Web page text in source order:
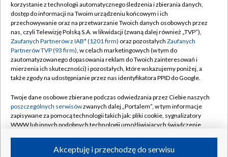
TVP
Abonament TVP
Emisja w TVP
Centrum informacji TVP
Naziemna Telewizja Cyfrowa
Rada Programowa
System NOS
Informacje o nadawcy
Program dla prasy
Regulamin TVP
Polityka prywatności
Moje zgody
Pomoc
Kontakt
Kanały
korzystanie z technologii automatycznego śledzenia i zbierania danych,
dostęp do informacji na Twoim urządzeniu końcowym i ich
przechowywanie oraz na przetwarzanie Twoich danych osobowych przez
nas, czyli Telewizję Polską S.A. w likwidacji (zwaną dalej również „TVP”),
Zaufanych Partnerów z IAB* (1201 firm) oraz pozostałych Zaufanych
Partnerów TVP (93 firm), w celach marketingowych (w tym do
zautomatyzowanego dopasowania reklam do Twoich zainteresowań i
mierzenia ich skuteczności) i pozostałych, które wskazujemy poniżej, a
także zgody na udostępnianie przez nas identyfikatora PPID do Google.
Twoje dane osobowe zbierane podczas odwiedzania przez Ciebie naszych
poszczególnych serwisówzwanych dalej „Portalem”, w tym informacje
zapisywane za pomocą technologii takich jak: pliki cookie, sygnalizatory
WWW lub innych podobnych technologii umożliwiających świadczenie
ruchu w Internecie.Akceptuję i przechodzę do serwisu